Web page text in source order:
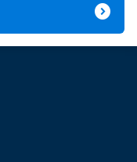
expand_circle_right